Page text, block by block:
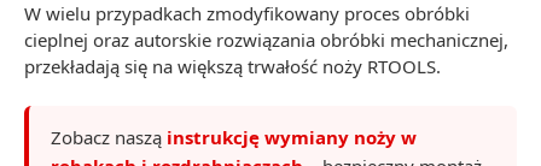
W wielu przypadkach zmodyfikowany proces obróbki
cieplnej oraz autorskie rozwiązania obróbki mechanicznej,
przekładają się na większą trwałość noży RTOOLS.
Zobacz naszą instrukcję wymiany noży w